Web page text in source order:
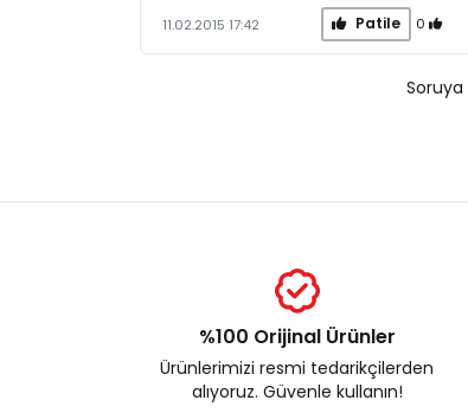
11.02.2015 17:42 Patile 0
Soruya
%100 Orijinal Ürünler
Ürünlerimizi resmi tedarikçilerden
alıyoruz. Güvenle kullanın!